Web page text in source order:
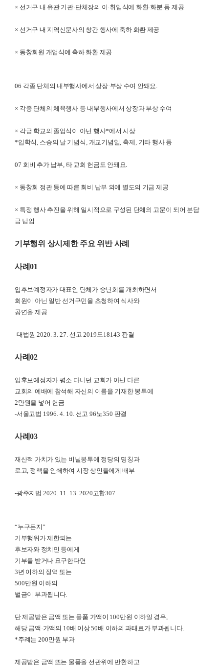
× 선거구 내 유관 기관·단체장의 이·취임식에 화환·화분 등 제공
× 선거구 내 지역신문사의 창간 행사에 축하 화환 제공
× 동창회원 개업식에 축하 화환 제공
06 각종 단체의 내부행사에서 상장·부상 수여 안돼요.
× 각종 단체의 체육행사 등 내부행사에서 상장과 부상 수여
× 각급 학교의 졸업식이 아닌 행사*에서 시상
*입학식, 스승의 날 기념식, 개교기념일, 축제, 기타 행사 등
07 회비 추가 납부, 타 교회 헌금도 안돼요.
× 동창회 정관 등에 따른 회비 납부 외에 별도의 기금 제공
× 특정 행사 추진을 위해 일시적으로 구성된 단체의 고문이 되어 분담
금 납입
기부행위 상시제한 주요 위반 사례
사례01
입후보예정자가 대표인 단체가 송년회를 개최하면서
회원이 아닌 일반 선거구민을 초청하여 식사와
공연을 제공
-대법원 2020. 3. 27. 선고2019도18143 판결
사례02
입후보예정자가 평소 다니던 교회가 아닌 다른
교회의 예배에 참석해 자신의 이름을 기재한 봉투에
2만원을 넣어 헌금
-서울고법 1996. 4. 10. 선고 96노350 판결
사례03
재산적 가치가 있는 비닐봉투에 정당의 명칭과
로고, 정책을 인쇄하여 시장 상인들에게 배부
-광주지법 2020. 11. 13. 2020고합307
“누구든지”
기부행위가 제한되는
후보자와 정치인 등에게
기부를 받거나 요구한다면
3년 이하의 징역 또는
500만원 이하의
벌금이 부과됩니다.
단 제공받은 금액 또는 물품 가액이 100만원 이하일 경우,
해당 금액 ·가액의 10배 이상50배 이하의 과태료가 부과됩니다.
*주례는 200만원 부과
제공받은 금액 또는 물품을 선관위에 반환하고